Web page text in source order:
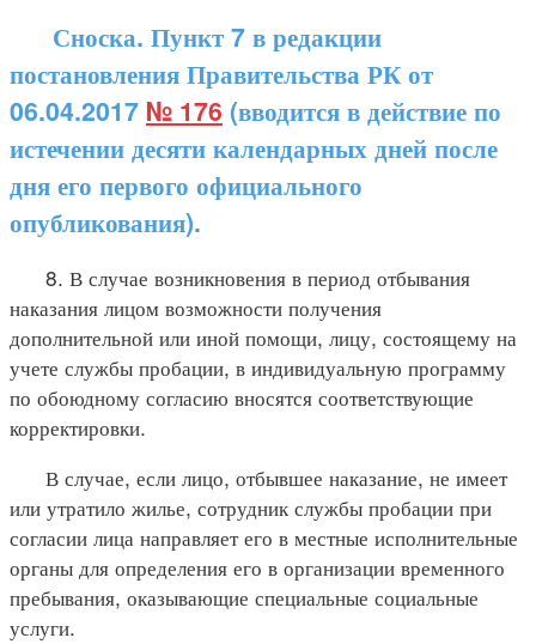
Сноска. Пункт 7 в редакции
постановления Правительства РК от
06.04.2017 № 176 (вводится в действие по
истечении десяти календарных дней после
дня его первого официального
опубликования).
8. В случае возникновения в период отбывания
наказания лицом возможности получения
дополнительной или иной помощи, лицу, состоящему на
учете службы пробации, в индивидуальную программу
по обоюдному согласию вносятся соответствующие
корректировки.
В случае, если лицо, отбывшее наказание, не имеет
или утратило жилье, сотрудник службы пробации при
согласии лица направляет его в местные исполнительные
органы для определения его в организации временного
пребывания, оказывающие специальные социальные
услуги.